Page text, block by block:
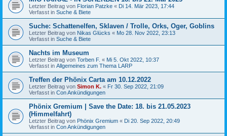
Letzter Beitrag von Florian Patzke « Di 14. Mär 2023, 17:44
Verfasst in Suche & Biete
Suche: Schattenelfen, Sklaven / Trolle, Orks, Oger, Goblins
Letzter Beitrag von Nikas Glücks « Mo 28. Nov 2022, 23:13
Verfasst in Suche & Biete
Nachts im Museum
Letzter Beitrag von Torben F. « Mi 5. Okt 2022, 10:37
Verfasst in Allgemeines zum Thema LARP
Treffen der Phönix Carta am 10.12.2022
Letzter Beitrag von Simon K. « Fr 30. Sep 2022, 21:09
Verfasst in Con Ankündigungen
Phönix Gremium | Save the Date: 18. bis 21.05.2023
(Himmelfahrt)
Letzter Beitrag von Phönix Gremium « Di 20. Sep 2022, 20:49
Verfasst in Con Ankündigungen